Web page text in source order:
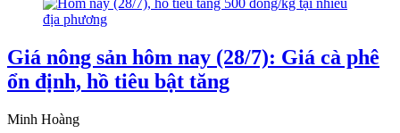
Giá nông sản hôm nay (28/7): Giá cà phê
ổn định, hồ tiêu bật tăng
Minh Hoàng